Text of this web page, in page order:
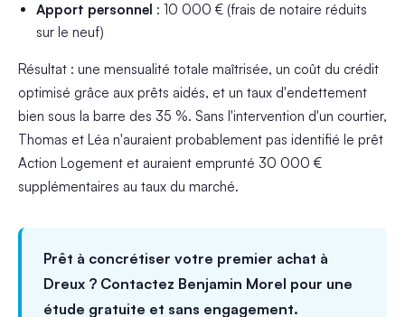
Apport personnel : 10 000 € (frais de notaire réduits
sur le neuf)
Résultat : une mensualité totale maîtrisée, un coût du crédit
optimisé grâce aux prêts aidés, et un taux d'endettement
bien sous la barre des 35 %. Sans l'intervention d'un courtier,
Thomas et Léa n'auraient probablement pas identifié le prêt
Action Logement et auraient emprunté 30 000 €
supplémentaires au taux du marché.
Prêt à concrétiser votre premier achat à
Dreux ? Contactez Benjamin Morel pour une
étude gratuite et sans engagement.